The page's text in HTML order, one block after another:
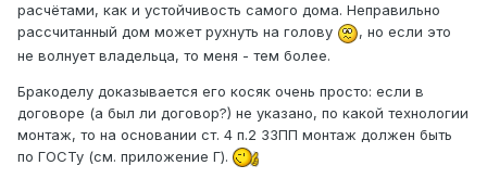
расчётами, как и устойчивость самого дома. Неправильно
рассчитанный дом может рухнуть на голову
, но если это
не волнует владельца, то меня - тем более.
Бракоделу доказывается его косяк очень просто: если в
договоре (а был ли договор?) не указано, по какой технологии
монтаж, то на основании ст. 4 п.2 ЗЗПП монтаж должен быть
по ГОСТу (см. приложение Г).